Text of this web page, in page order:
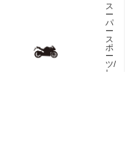
ス
ー
パ
ー
ス
ポ
ー
ツ/
レ